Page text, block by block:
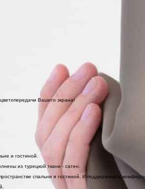
Вашего экрана!
и гостиной.
из турецкой ткани - сатен.
спальни и гостиной. И поддерживать